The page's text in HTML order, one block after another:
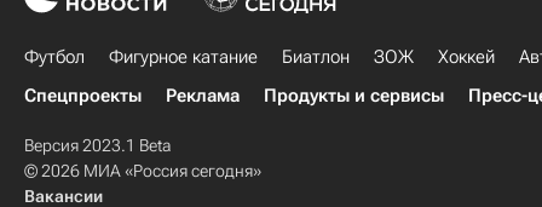
Футбол Фигурное катание Биатлон ЗОЖ Хоккей
Спецпроекты
Реклама Продукты и сервисы Пресс-
Версия 2023.1 Beta
© 2026 МИА «Россия сегодня»
Вакансии